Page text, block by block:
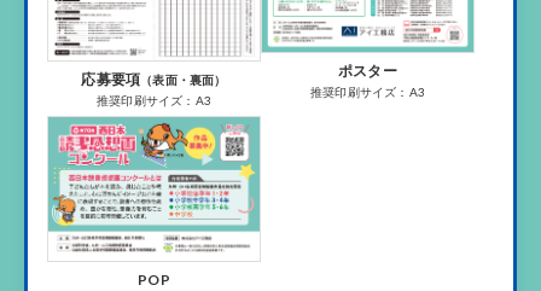
応募要項 （表面・裏面）
推奨印刷サイズ：A3
ポスター
推奨印刷サイズ：A3
POP